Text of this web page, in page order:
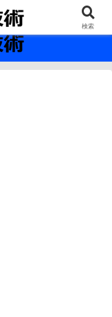
ラ。
検索